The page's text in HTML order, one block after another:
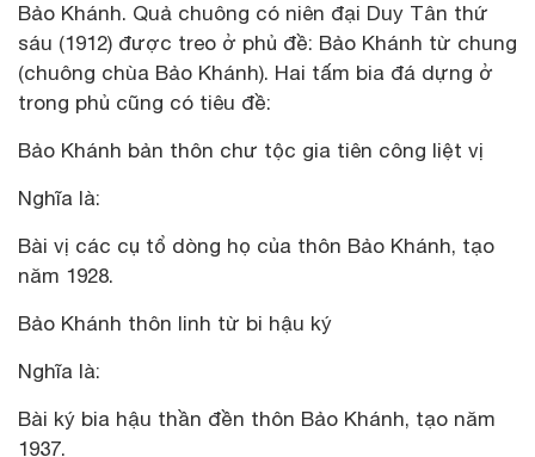
Bảo Khánh. Quả chuông có niên đại Duy Tân thứ
sáu (1912) được treo ở phủ đề: Bảo Khánh từ chung
(chuông chùa Bảo Khánh). Hai tấm bia đá dựng ở
trong phủ cũng có tiêu đề:
Bảo Khánh bản thôn chư tộc gia tiên công liệt vị
Nghĩa là:
Bài vị các cụ tổ dòng họ của thôn Bảo Khánh, tạo
năm 1928.
Bảo Khánh thôn linh từ bi hậu ký
Nghĩa là:
Bài ký bia hậu thần đền thôn Bảo Khánh, tạo năm
1937.